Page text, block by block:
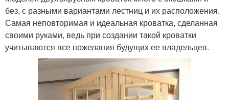
без, с разными вариантами лестниц и их расположения.
Самая неповторимая и идеальная кроватка, сделанная
своими руками, ведь при создании такой кроватки
учитываются все пожелания будущих ее владельцев.